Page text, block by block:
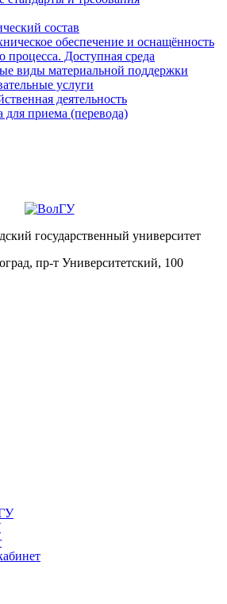
состав
обеспечение и оснащённость
процесса. Доступная среда
виды материальной поддержки
услуги
деятельность
для приема (перевода)
государственный университет
пр-т Университетский, 100